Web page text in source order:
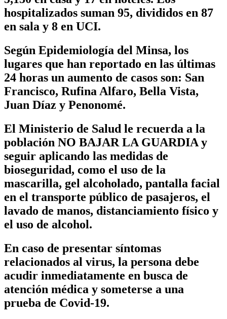
hospitalizados suman 95, divididos en 87
en sala y 8 en UCI.
Según Epidemiología del Minsa, los
lugares que han reportado en las últimas
24 horas un aumento de casos son: San
Francisco, Rufina Alfaro, Bella Vista,
Juan Díaz y Penonomé.
El Ministerio de Salud le recuerda a la
población NO BAJAR LA GUARDIA y
seguir aplicando las medidas de
bioseguridad, como el uso de la
mascarilla, gel alcoholado, pantalla facial
en el transporte público de pasajeros, el
lavado de manos, distanciamiento físico y
el uso de alcohol.
En caso de presentar síntomas
relacionados al virus, la persona debe
acudir inmediatamente en busca de
atención médica y someterse a una
prueba de Covid-19.